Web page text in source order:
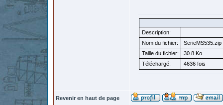
Description:
Nom du fichier:
SerieMS535.zip
Taille du fichier:
30.8 Ko
Téléchargé:
4636 fois
Revenir en haut de page